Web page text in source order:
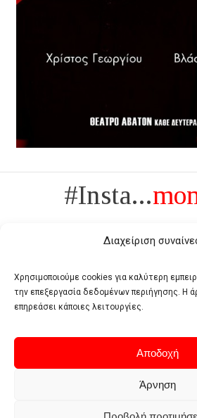
Διαχείριση
Χρησιμοποιούμε cookies για καλύτερη
την επεξεργασία δεδομένων περιήγησης. Η
επηρεάσει κάποιες λειτουργίες.
Αποδοχή
Άρνηση
#Insta...
Πολυτέλεια δεν είναι το αντίθετο της